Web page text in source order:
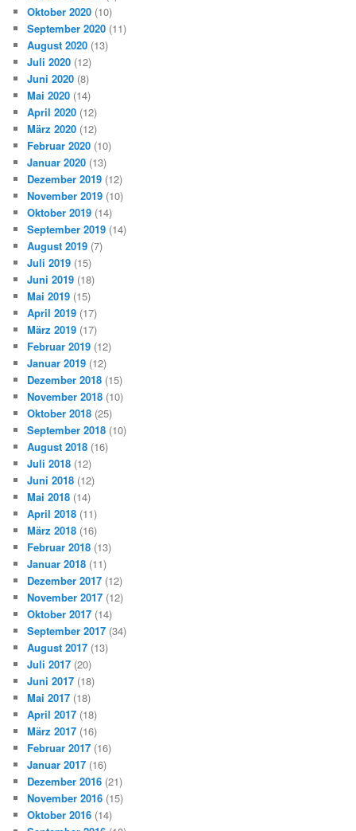
Oktober 2020 (10)
September 2020 (11)
August 2020 (13)
Juli 2020 (12)
Juni 2020 (8)
Mai 2020 (14)
April 2020 (12)
März 2020 (12)
Februar 2020 (10)
Januar 2020 (13)
Dezember 2019 (12)
November 2019 (10)
Oktober 2019 (14)
September 2019 (14)
August 2019 (7)
Juli 2019 (15)
Juni 2019 (18)
Mai 2019 (15)
April 2019 (17)
März 2019 (17)
Februar 2019 (12)
Januar 2019 (12)
Dezember 2018 (15)
November 2018 (10)
Oktober 2018 (25)
September 2018 (10)
August 2018 (16)
Juli 2018 (12)
Juni 2018 (12)
Mai 2018 (14)
April 2018 (11)
März 2018 (16)
Februar 2018 (13)
Januar 2018 (11)
Dezember 2017 (12)
November 2017 (12)
Oktober 2017 (14)
September 2017 (34)
August 2017 (13)
Juli 2017 (20)
Juni 2017 (18)
Mai 2017 (18)
April 2017 (18)
März 2017 (16)
Februar 2017 (16)
Januar 2017 (16)
Dezember 2016 (21)
November 2016 (15)
Oktober 2016 (14)